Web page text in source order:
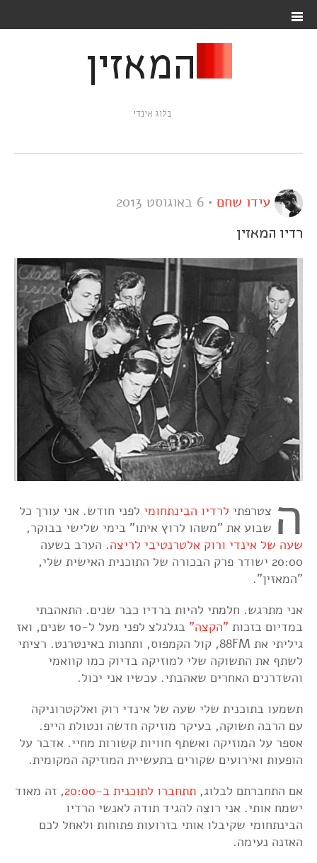
המאזין
בלוג אינדי
עידו שחם • 6 באוגוסט 2013
רדיו המאזין
ה צטרפתי לרדיו הבינתחומי לפני חודש. אני עורך כל
שבוע את "משהו לרוץ איתו" בימי שלישי בבוקר,
שעה של אינדי ורוק אלטרנטיבי לריצה. הערב בשעה
20:00 ישודר פרק הבכורה של התוכנית האישית שלי,
"המאזין".
אני מתרגש. חלמתי להיות ברדיו כבר שנים. התאהבתי
במדיום בזכות "הקצה"
בגלגלצ לפני מעל ל-10 שנים, ואז
גיליתי את 88FM, קול הקמפוס, ותחנות באינטרנט. רציתי
לשתף את התשוקה שלי למוזיקה בדיוק כמו קוואמי
והשדרנים האחרים שאהבתי. עכשיו אני יכול.
תשמעו בתוכנית שלי שעה של אינדי רוק ואלקטרוניקה
עם הרבה תשוקה, בעיקר מוזיקה חדשה ונטולת הייפ.
אספר על המוזיקה ואשתף חוויות קשורות מחיי. אדבר על
הופעות ואירועים שקורים בתעשיית המוזיקה המקומית.
אם התחברתם לבלוג, תתחברו לתוכנית ב-20:00
, זה מאוד
ישמח אותי. אני רוצה להגיד תודה לאנשי הרדיו
הבינתחומי שקיבלו אותי בזרועות פתוחות ולאחל לכם
האזנה נעימה.